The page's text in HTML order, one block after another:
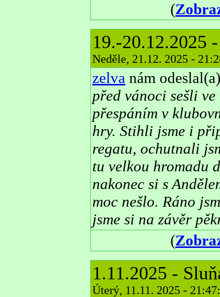
(
19.-20.12.2025
Neděle, 21.12. 2025 -
zelva nám
před vánoci sešli
přespáním v
hry. Stihli jsme i
regatu, ochutnali
tu velkou hromadu
nakonec si s
moc nešlo. Ráno
jsme si na závěr
(
1.11.2025 -
Úterý, 11.11. 2025 -